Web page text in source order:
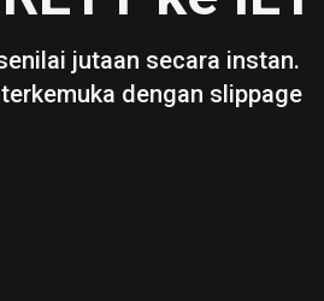
jutaan secara instan.
dengan slippage